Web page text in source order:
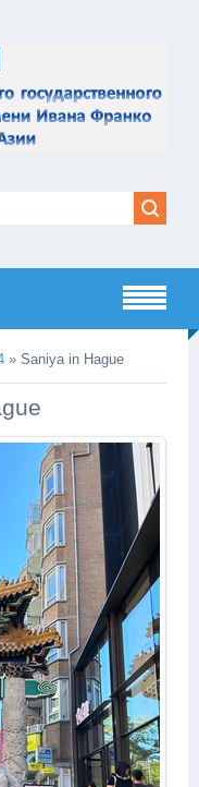
» Saniya in Hague